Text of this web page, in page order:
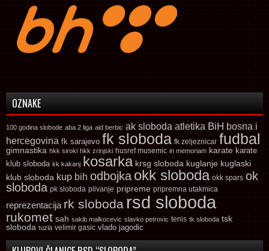
OZNAKE
100 godina slobode aba 2 liga aid berbic ak sloboda atletika BiH bosna i
hercegovina fk sarajevo fk sloboda fk zeljeznicar fudbal
gimnastika hkk siroki hkk zrinjski husref musemic in memoriam karate karate
klub sloboda kk kakanj kosarka krsg sloboda kuglanje kuglaski
klub sloboda kup bih odbojka okk sloboda okk spars ok
sloboda pk sloboda plivanje pripreme pripremna utakmica
reprezentacija rk sloboda rsd sloboda
rukomet sah sakib malkocevic slavko petrovic tenis tk sloboda tsk
sloboda tuzla velimir gasic vlado jagodic